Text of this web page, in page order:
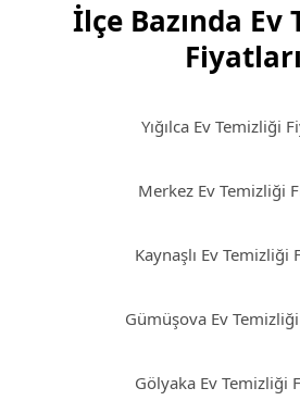
İlçe Bazında Ev
Fiyatları
Yığılca Ev Temizliği
Merkez Ev Temizliği
Kaynaşlı Ev Temizliği
Gümüşova Ev
Gölyaka Ev Temizliği